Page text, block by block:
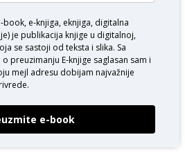
book, e-knjiga, eknjiga, digitalna
je publikacija knjige u digitalnoj,
se sastoji od teksta i slika. Sa
o preuzimanju E-knjige saglasan sam i
mejl adresu dobijam najvažnije
e-book